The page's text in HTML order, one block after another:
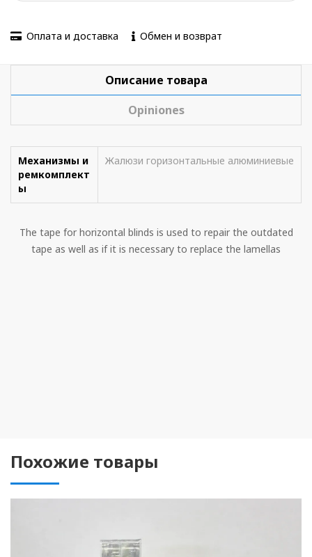
Оплата и доставка Обмен и возврат
Описание товара
Opiniones
Механизмы и
ремкомплект
ы
Жалюзи горизонтальные алюминиевые
The tape for horizontal blinds is used to repair the outdated
tape as well as if it is necessary to replace the lamellas
Похожие товары